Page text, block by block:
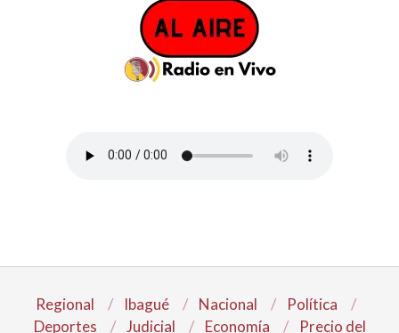
Regional Ibagué Nacional
Política
Deportes
Judicial Economía Precio del